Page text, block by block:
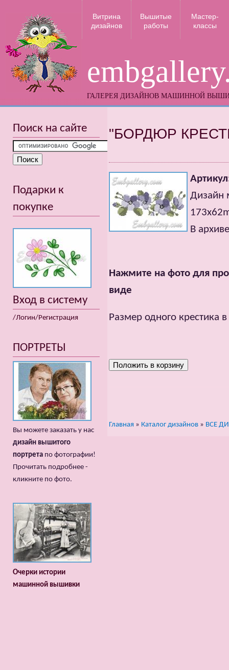
ГАЛЕРЕЯ ДИЗАЙНОВ МАШИННОЙ
Витрина
дизайнов
Вышитые
работы
Мастер-
классы
"БОРДЮР
Дизайн
В
Нажмите на фото для
виде
Размер одного крестика
Главная » Каталог дизайнов » ВСЕ
Поиск на сайте
Подарки к
покупке
Вход в систему
/Логин/Регистрация
ПОРТРЕТЫ
Вы можете заказать у нас
дизайн вышитого
портрета по фотографии!
Прочитать подробнее -
кликните по фото.
Очерки истории
машинной вышивки